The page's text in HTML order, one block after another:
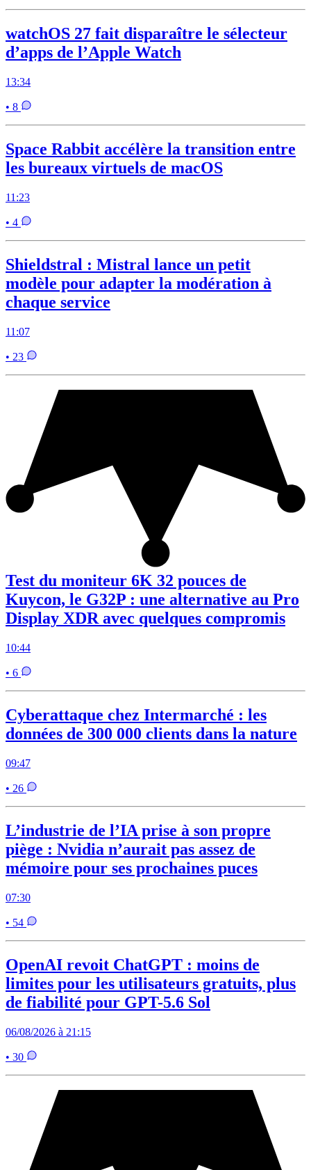
watchOS 27 fait disparaître le sélecteur
d’apps de l’Apple Watch
13:34
• 8
Space Rabbit accélère la transition entre
les bureaux virtuels de macOS
11:23
• 4
Shieldstral : Mistral lance un petit
modèle pour adapter la modération à
chaque service
11:07
• 23
Test du moniteur 6K 32 pouces de
Kuycon, le G32P : une alternative au Pro
Display XDR avec quelques compromis
10:44
• 6
Cyberattaque chez Intermarché : les
données de 300 000 clients dans la nature
09:47
• 26
L’industrie de l’IA prise à son propre
piège : Nvidia n’aurait pas assez de
mémoire pour ses prochaines puces
07:30
• 54
OpenAI revoit ChatGPT : moins de
limites pour les utilisateurs gratuits, plus
de fiabilité pour GPT-5.6 Sol
06/08/2026 à 21:15
• 30